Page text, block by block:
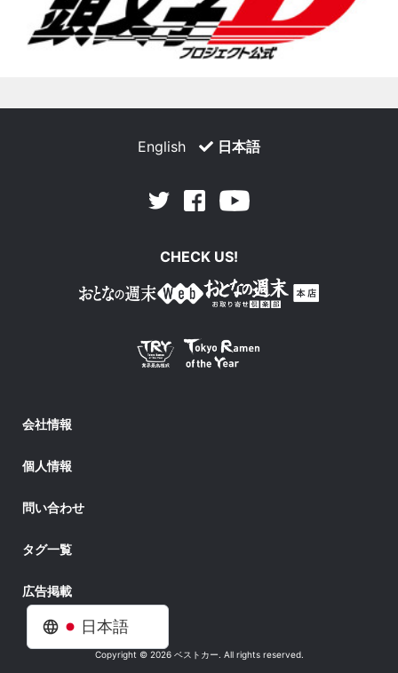
日本語
English 日本語
Twitter Facebook
CHECK US!
会社情報
個人情報
問い合わせ
タグ一覧
広告掲載
Copyright © 2026 ベストカー. All rights reserved.